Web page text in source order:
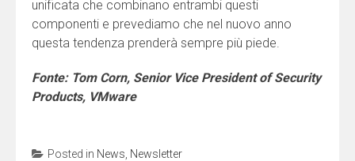
unificata che combinano entrambi questi
componenti e prevediamo che nel nuovo anno
questa tendenza prenderà sempre più piede.
Fonte: Tom Corn, Senior Vice President of Security
Products, VMware
Posted in News Newsletter